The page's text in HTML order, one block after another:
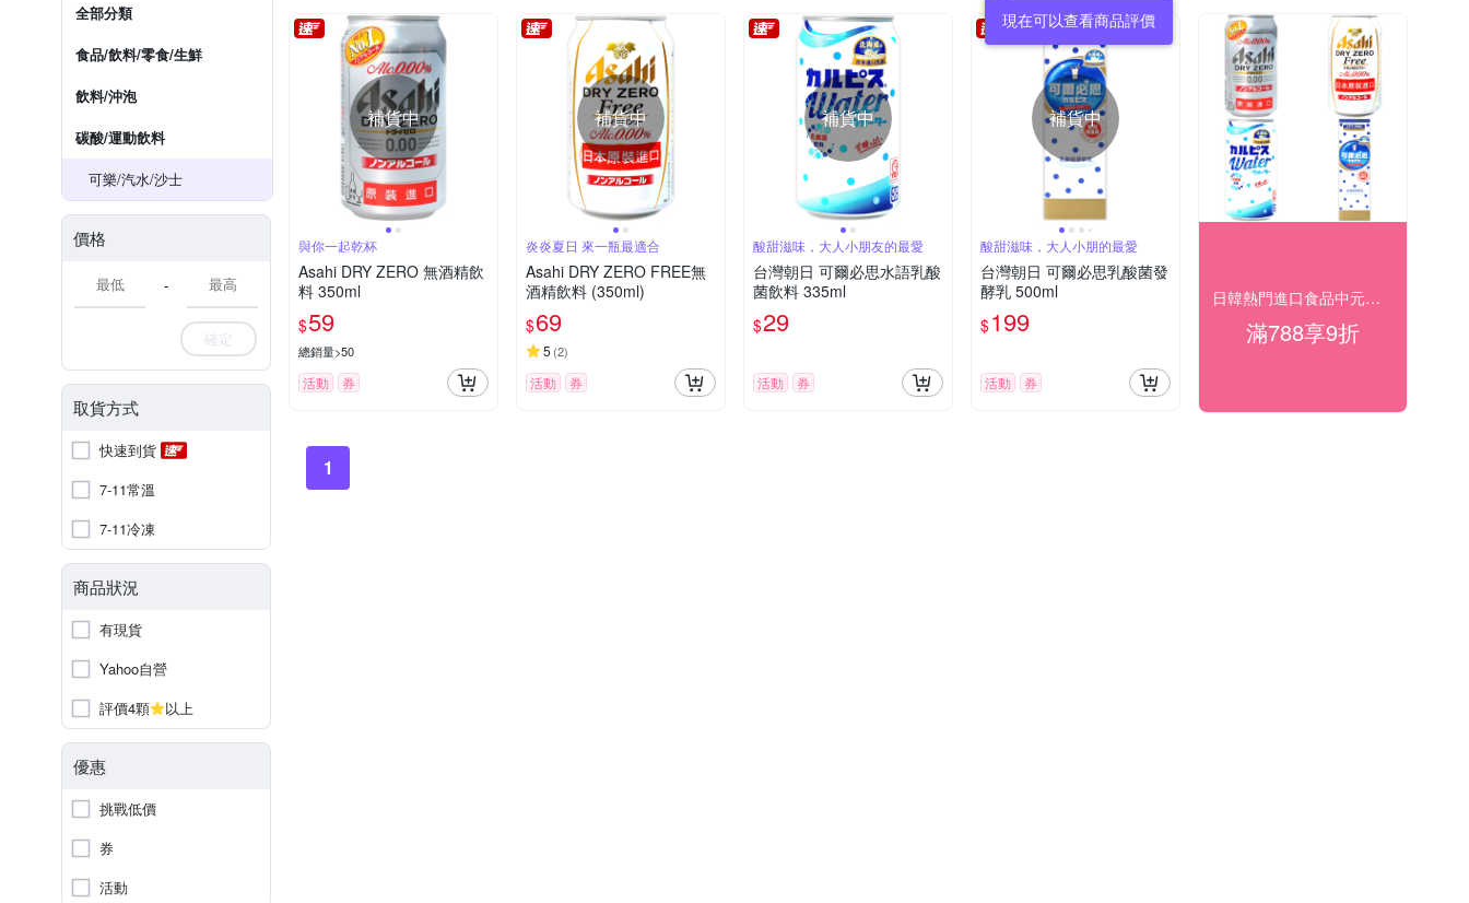
全部分類
食品/飲料/零食/生鮮
飲料/沖泡
碳酸/運動飲料
可樂/汽水/沙士
價格
-
確定
取貨方式
快速到貨
7-11常溫
7-11冷凍
商品狀況
有現貨
Yahoo自營
評價4顆
以上
優惠
挑戰低價
券
活動
現在可以查看商品評價
補貨中
與你一起乾杯
Asahi DRY ZERO 無酒精飲
料 350ml
$59
總銷量>50
活動 券
補貨中
炎炎夏日 來一瓶最適合
Asahi DRY ZERO FREE無
酒精飲料 (350ml)
$69
5 (2)
活動 券
補貨中
酸甜滋味，大人小朋友的最愛
台灣朝日 可爾必思水語乳酸
菌飲料 335ml
$29
活動 券
補貨中
酸甜滋味，大人小朋的最愛
台灣朝日 可爾必思乳酸菌發
酵乳 500ml
$199
活動 券
日韓熱門進口食品中元好食光滿$788享9折
滿788享9折
1